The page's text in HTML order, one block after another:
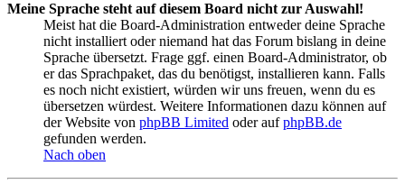
Meine Sprache steht auf diesem Board nicht zur Auswahl!
Meist hat die Board-Administration entweder deine Sprache
nicht installiert oder niemand hat das Forum bislang in deine
Sprache übersetzt. Frage ggf. einen Board-Administrator, ob
er das Sprachpaket, das du benötigst, installieren kann. Falls
es noch nicht existiert, würden wir uns freuen, wenn du es
übersetzen würdest. Weitere Informationen dazu können auf
der Website von phpBB Limited oder aufphpBB.de
gefunden werden.
Nach oben